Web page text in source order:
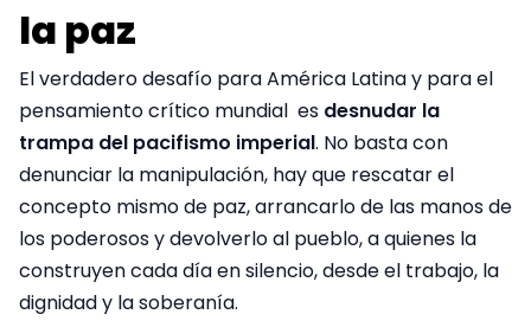
la paz
El verdadero desafío para América Latina y para el
pensamiento crítico mundial es desnudar la
trampa del pacifismo imperial. No basta con
denunciar la manipulación, hay que rescatar el
concepto mismo de paz, arrancarlo de las manos de
los poderosos y devolverlo al pueblo, a quienes la
construyen cada día en silencio, desde el trabajo, la
dignidad y la soberanía.